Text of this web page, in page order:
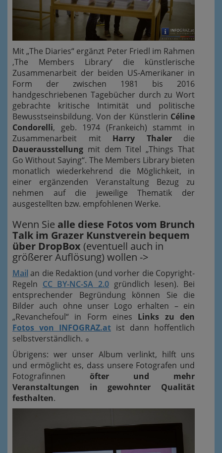
Mit „The Diaries“ ergänzt Peter Friedl im Rahmen
‚The Members Library‘ die künstlerische
Zusammenarbeit der beiden US-Amerikaner in
Form der zwischen 1981 bis 2016
handgeschriebenen Tagebücher durch zu Wort
gebrachte kritische Intimität und politische
Bewusstseinsbildung. Von der Künstlerin Céline
Condorelli, geb. 1974 (Frankeich) stammt in
Zusammenarbeit mit Harry Thalerdie
Dauerausstellung mit dem Titel „Things That
Go Without Saying“. The Members Library bieten
monatlich wiederkehrend die Möglichkeit, in
einer ergänzenden Veranstaltung Bezug zu
nehmen auf die jeweilige Thematik der
ausgestellten bzw. empfohlenen Werke.
Wenn Sie alle diese Fotos vom Brunch
Talk im Grazer Kunstverein bequem
über DropBox (eventuell auch in
größerer Auflösung) wollen ->
Mail an die Redaktion (und vorher die Copyright-
Regeln CC BY-NC-SA 2.0 gründlich lesen). Bei
entsprechender Begründung können Sie die
Bilder auch ohne unser Logo erhalten – ein
„Revanchefoul“ in Form eines Links zu den
Fotos von INFOGRAZ.at ist dann hoffentlich
selbstverständlich. ☺
Übrigens: wer unser Album verlinkt, hilft uns
und ermöglicht es, dass unsere Fotografen und
Fotografinnen öfter und mehr
Veranstaltungen in gewohnter Qualität
festhalten.